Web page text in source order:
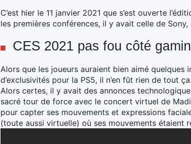
C’est hier le 11 janvier 2021 que s’est ouverte
les premières conférences, il y avait celle de
CES 2021 pas fou côté
Alors que les joueurs auraient bien aimé
d’exclusivités pour la PS5, il n’en fût rien de tout
Alors certes, il y avait des annonces
sacré tour de force avec le concert virtuel de
pour capter ses mouvements et expressions
(toute aussi virtuelle) où ses mouvements étaient